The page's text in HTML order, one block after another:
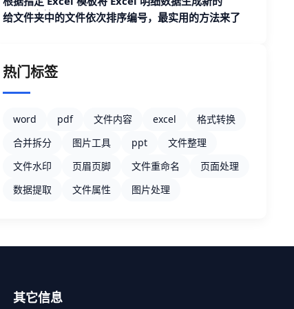
Excel 文档
给文件夹中的文件依次排序编号，最实用的方法来了
热门标签
word pdf 文件内容 excel
格式转换
合并拆分
图片工具 ppt
文件整理
文件水印
页眉页脚 文件重命名
页面处理
数据提取
文件属性 图片处理
其它信息